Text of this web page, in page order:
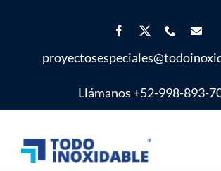
Llámanos +52-998-893-